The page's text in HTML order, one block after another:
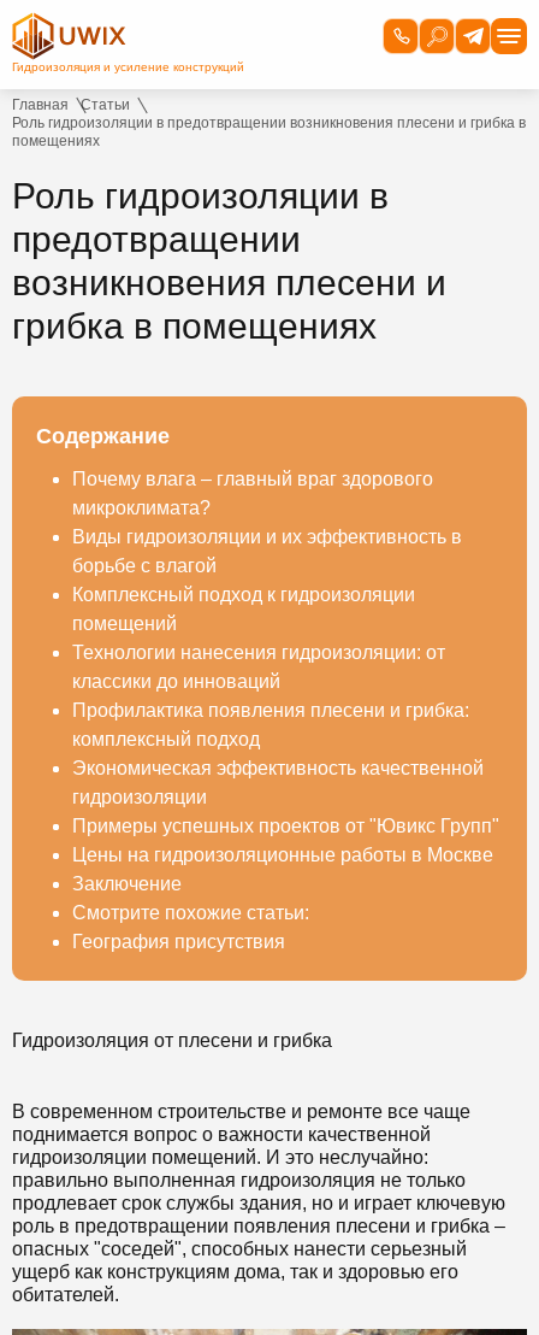
Главная
Статьи
Роль гидроизоляции в предотвращении возникновения плесени и грибка в
помещениях
Роль гидроизоляции в
предотвращении
возникновения плесени и
грибка в помещениях
Содержание
Почему влага – главный враг здорового
микроклимата?
Виды гидроизоляции и их эффективность в
борьбе с влагой
Комплексный подход к гидроизоляции
помещений
Технологии нанесения гидроизоляции: от
классики до инноваций
Профилактика появления плесени и грибка:
комплексный подход
Экономическая эффективность качественной
гидроизоляции
Примеры успешных проектов от "Ювикс Групп"
Цены на гидроизоляционные работы в Москве
Заключение
Смотрите похожие статьи:
География присутствия
Гидроизоляция от плесени и грибка
В современном строительстве и ремонте все чаще
поднимается вопрос о важности качественной
гидроизоляции помещений. И это неслучайно:
правильно выполненная гидроизоляция не только
продлевает срок службы здания, но и играет ключевую
роль в предотвращении появления плесени и грибка –
опасных "соседей", способных нанести серьезный
ущерб как конструкциям дома, так и здоровью его
обитателей.